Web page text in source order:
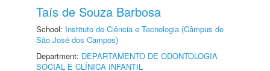
Taís de Souza Barbosa
School: Instituto de Ciência e Tecnologia (Câmpus de
São José dos Campos)
Department: DEPARTAMENTO DE ODONTOLOGIA
SOCIAL E CLÍNICA INFANTIL